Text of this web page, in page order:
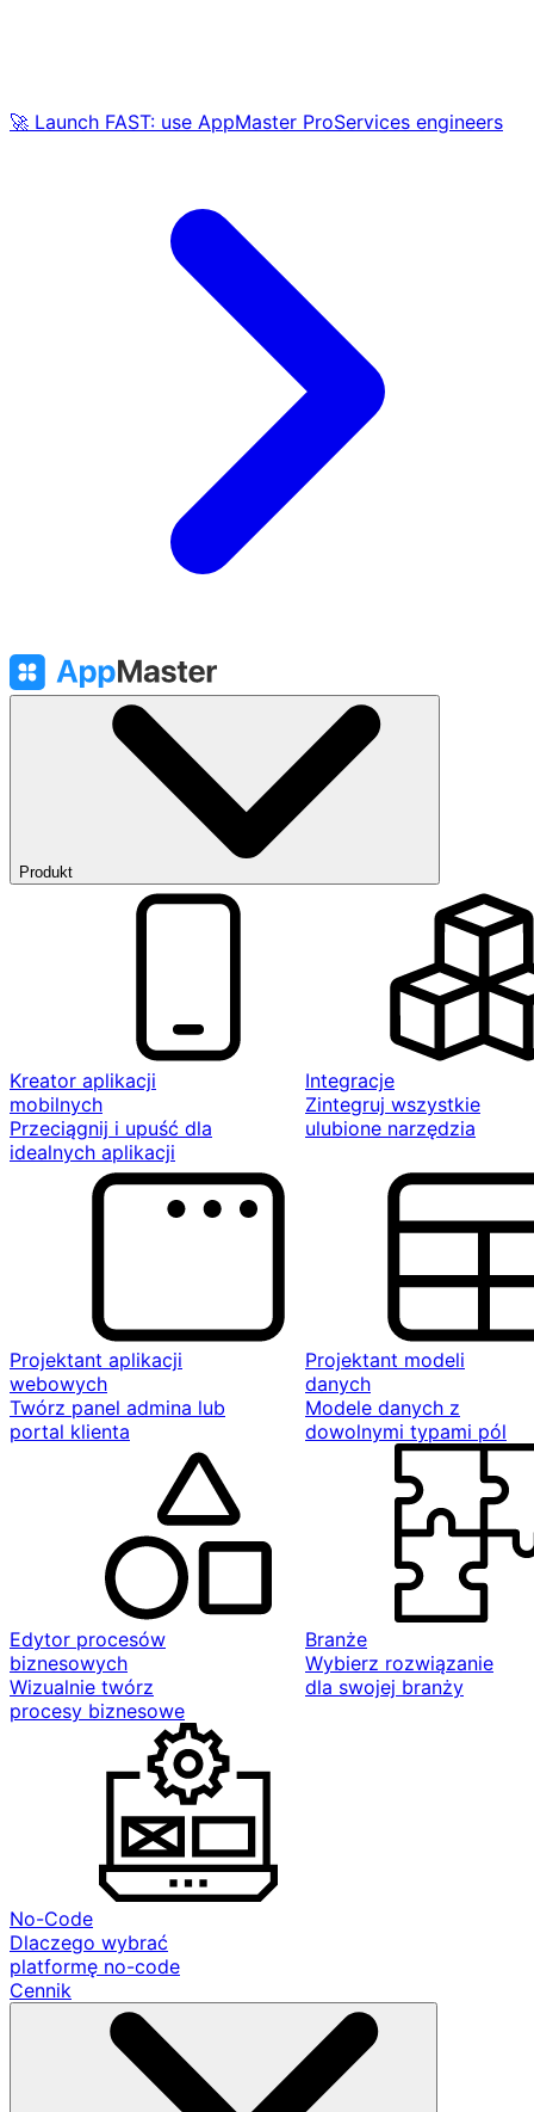
🚀 Launch FAST: use AppMaster ProServices engineers
Produkt
Kreator aplikacji
mobilnych
Przeciągnij i upuść dla
idealnych aplikacji
Integracje
Zintegruj wszystkie
ulubione narzędzia
Projektant aplikacji
webowych
Twórz panel admina lub
portal klienta
Projektant modeli
danych
Modele danych z
dowolnymi typami pól
Edytor procesów
biznesowych
Wizualnie twórz
procesy biznesowe
Branże
Wybierz rozwiązanie
dla swojej branży
No-Code
Dlaczego wybrać
platformę no-code
Cennik